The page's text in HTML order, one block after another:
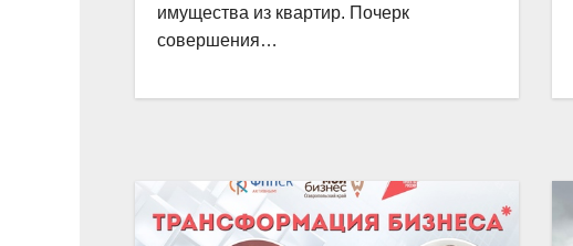
имущества из квартир. Почерк
совершения…